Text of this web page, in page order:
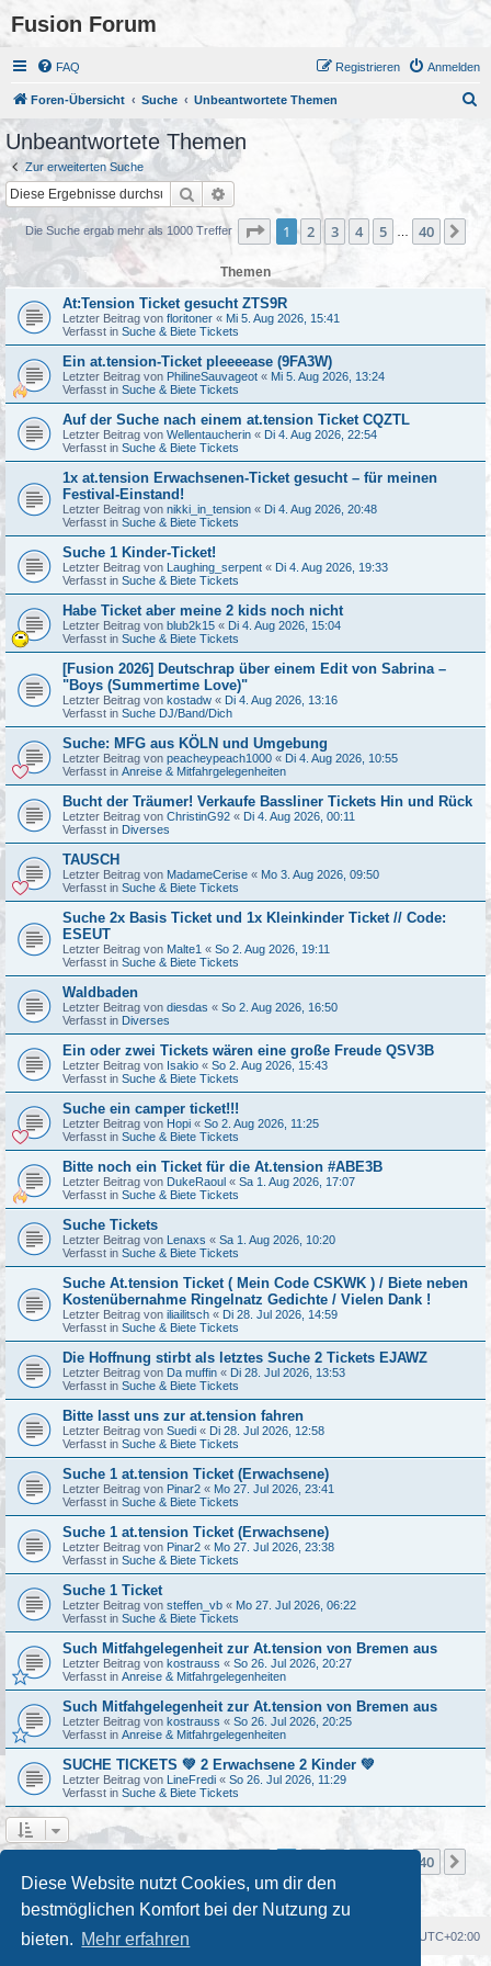
Diese Website nutzt Cookies, um dir den
bestmöglichen Komfort bei der Nutzung zu
bieten. Mehr erfahren
Fusion Forum
FAQ Anmelden
Registrieren
Foren-Übersicht Suche Unbeantwortete Themen
Unbeantwortete Themen
Zur erweiterten Suche
Suche Erweiterte Suche
Die Suche ergab mehr als 1000 Treffer Seite 1von 40
1 2 3 4 5 40
Themen
At:Tension Ticket gesucht ZTS9R
Letzter Beitrag von floritoner « Mi 5. Aug 2026, 15:41
Verfasst in Suche & Biete Tickets
Ein at.tension-Ticket pleeeease (9FA3W)
Letzter Beitrag von PhilineSauvageot « Mi 5. Aug 2026, 13:24
Verfasst in Suche & Biete Tickets
Auf der Suche nach einem at.tension Ticket CQZTL
Letzter Beitrag von Wellentaucherin « Di 4. Aug 2026, 22:54
Verfasst in Suche & Biete Tickets
1x at.tension Erwachsenen-Ticket gesucht – für meinen
Festival-Einstand!
Letzter Beitrag von nikki_in_tension « Di 4. Aug 2026, 20:48
Verfasst in Suche & Biete Tickets
Suche 1 Kinder-Ticket!
Letzter Beitrag von Laughing_serpent « Di 4. Aug 2026, 19:33
Verfasst in Suche & Biete Tickets
Habe Ticket aber meine 2 kids noch nicht
Letzter Beitrag von blub2k15 « Di 4. Aug 2026, 15:04
Verfasst in Suche & Biete Tickets
[Fusion 2026] Deutschrap über einem Edit von Sabrina –
"Boys (Summertime Love)"
Letzter Beitrag von kostadw « Di 4. Aug 2026, 13:16
Verfasst in Suche DJ/Band/Dich
Suche: MFG aus KÖLN und Umgebung
Letzter Beitrag von peacheypeach1000 « Di 4. Aug 2026, 10:55
Verfasst in Anreise & Mitfahrgelegenheiten
Bucht der Träumer! Verkaufe Bassliner Tickets Hin und Rück
Letzter Beitrag von ChristinG92 « Di 4. Aug 2026, 00:11
Verfasst in Diverses
TAUSCH
Letzter Beitrag von MadameCerise « Mo 3. Aug 2026, 09:50
Verfasst in Suche & Biete Tickets
Suche 2x Basis Ticket und 1x Kleinkinder Ticket // Code:
ESEUT
Letzter Beitrag von Malte1 « So 2. Aug 2026, 19:11
Verfasst in Suche & Biete Tickets
Waldbaden
Letzter Beitrag von diesdas « So 2. Aug 2026, 16:50
Verfasst in Diverses
Ein oder zwei Tickets wären eine große Freude QSV3B
Letzter Beitrag von Isakio « So 2. Aug 2026, 15:43
Verfasst in Suche & Biete Tickets
Suche ein camper ticket!!!
Letzter Beitrag von Hopi « So 2. Aug 2026, 11:25
Verfasst in Suche & Biete Tickets
Bitte noch ein Ticket für die At.tension #ABE3B
Letzter Beitrag von DukeRaoul « Sa 1. Aug 2026, 17:07
Verfasst in Suche & Biete Tickets
Suche Tickets
Letzter Beitrag von Lenaxs « Sa 1. Aug 2026, 10:20
Verfasst in Suche & Biete Tickets
Suche At.tension Ticket ( Mein Code CSKWK ) / Biete neben
Kostenübernahme Ringelnatz Gedichte / Vielen Dank !
Letzter Beitrag von iliailitsch « Di 28. Jul 2026, 14:59
Verfasst in Suche & Biete Tickets
Die Hoffnung stirbt als letztes Suche 2 Tickets EJAWZ
Letzter Beitrag von Da muffin « Di 28. Jul 2026, 13:53
Verfasst in Suche & Biete Tickets
Bitte lasst uns zur at.tension fahren
Letzter Beitrag von Suedi « Di 28. Jul 2026, 12:58
Verfasst in Suche & Biete Tickets
Suche 1 at.tension Ticket (Erwachsene)
Letzter Beitrag von Pinar2 « Mo 27. Jul 2026, 23:41
Verfasst in Suche & Biete Tickets
Suche 1 at.tension Ticket (Erwachsene)
Letzter Beitrag von Pinar2 « Mo 27. Jul 2026, 23:38
Verfasst in Suche & Biete Tickets
Suche 1 Ticket
Letzter Beitrag von steffen_vb « Mo 27. Jul 2026, 06:22
Verfasst in Suche & Biete Tickets
Such Mitfahgelegenheit zur At.tension von Bremen aus
Letzter Beitrag von kostrauss « So 26. Jul 2026, 20:27
Verfasst in Anreise & Mitfahrgelegenheiten
Such Mitfahgelegenheit zur At.tension von Bremen aus
Letzter Beitrag von kostrauss « So 26. Jul 2026, 20:25
Verfasst in Anreise & Mitfahrgelegenheiten
SUCHE TICKETS 💚 2 Erwachsene 2 Kinder 💚
Letzter Beitrag von LineFredi « So 26. Jul 2026, 11:29
Verfasst in Suche & Biete Tickets
40
Foren-Übersicht UTC+02:00